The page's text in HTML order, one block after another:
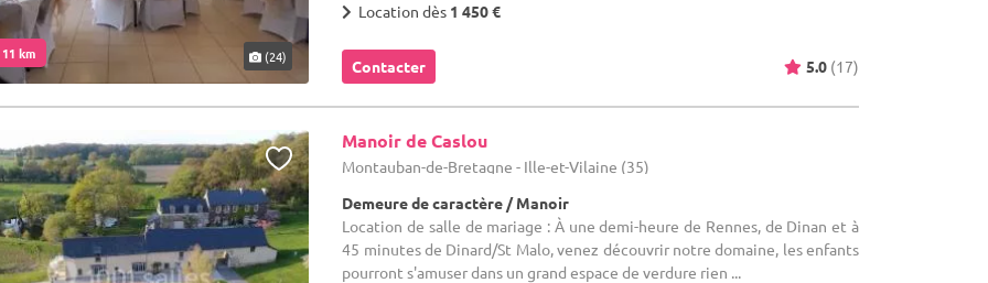
km (24)
Location dès 1 450 €
Contacter 5.0 (17)
Manoir de Caslou
Montauban-de-Bretagne - Ille-et-Vilaine (35)
Demeure de caractère / Manoir
Location de salle de mariage : À une demi-heure de Rennes, de Dinan et à
45 minutes de Dinard/St Malo, venez découvrir notre domaine, les enfants
pourront s'amuser dans un grand espace de verdure rien ...